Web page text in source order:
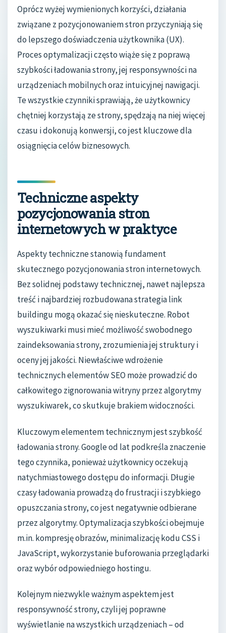
Oprócz wyżej wymienionych korzyści, działania
związane z pozycjonowaniem stron przyczyniają się
do lepszego doświadczenia użytkownika (UX).
Proces optymalizacji często wiąże się z poprawą
szybkości ładowania strony, jej responsywności na
urządzeniach mobilnych oraz intuicyjnej nawigacji.
Te wszystkie czynniki sprawiają, że użytkownicy
chętniej korzystają ze strony, spędzają na niej więcej
czasu i dokonują konwersji, co jest kluczowe dla
osiągnięcia celów biznesowych.
Techniczne aspekty
pozycjonowania stron
internetowych w praktyce
Aspekty techniczne stanowią fundament
skutecznego pozycjonowania stron internetowych.
Bez solidnej podstawy technicznej, nawet najlepsza
treść i najbardziej rozbudowana strategia link
buildingu mogą okazać się nieskuteczne. Robot
wyszukiwarki musi mieć możliwość swobodnego
zaindeksowania strony, zrozumienia jej struktury i
oceny jej jakości. Niewłaściwe wdrożenie
technicznych elementów SEO może prowadzić do
całkowitego zignorowania witryny przez algorytmy
wyszukiwarek, co skutkuje brakiem widoczności.
Kluczowym elementem technicznym jest szybkość
ładowania strony. Google od lat podkreśla znaczenie
tego czynnika, ponieważ użytkownicy oczekują
natychmiastowego dostępu do informacji. Długie
czasy ładowania prowadzą do frustracji i szybkiego
opuszczania strony, co jest negatywnie odbierane
przez algorytmy. Optymalizacja szybkości obejmuje
m.in. kompresję obrazów, minimalizację kodu CSS i
JavaScript, wykorzystanie buforowania przeglądarki
oraz wybór odpowiedniego hostingu.
Kolejnym niezwykle ważnym aspektem jest
responsywność strony, czyli jej poprawne
wyświetlanie na wszystkich urządzeniach – od